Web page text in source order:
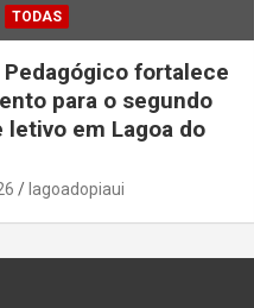
TODAS
fortalece
para o segundo
letivo em Lagoa do
lagoadopiaui